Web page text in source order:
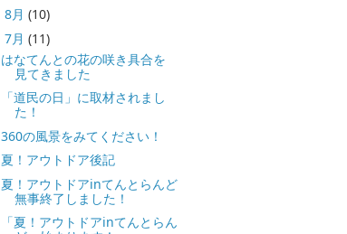
8月 (10)
7月 (11)
はなてんとの花の咲き具合を
見てきました
「道民の日」に取材されまし
た！
360の風景をみてください！
夏！アウトドア後記
夏！アウトドアinてんとらんど
無事終了しました！
「夏！アウトドアinてんとらん